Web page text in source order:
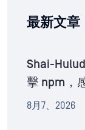
最新文章
Shai-
擊 npm，
8月7、2026